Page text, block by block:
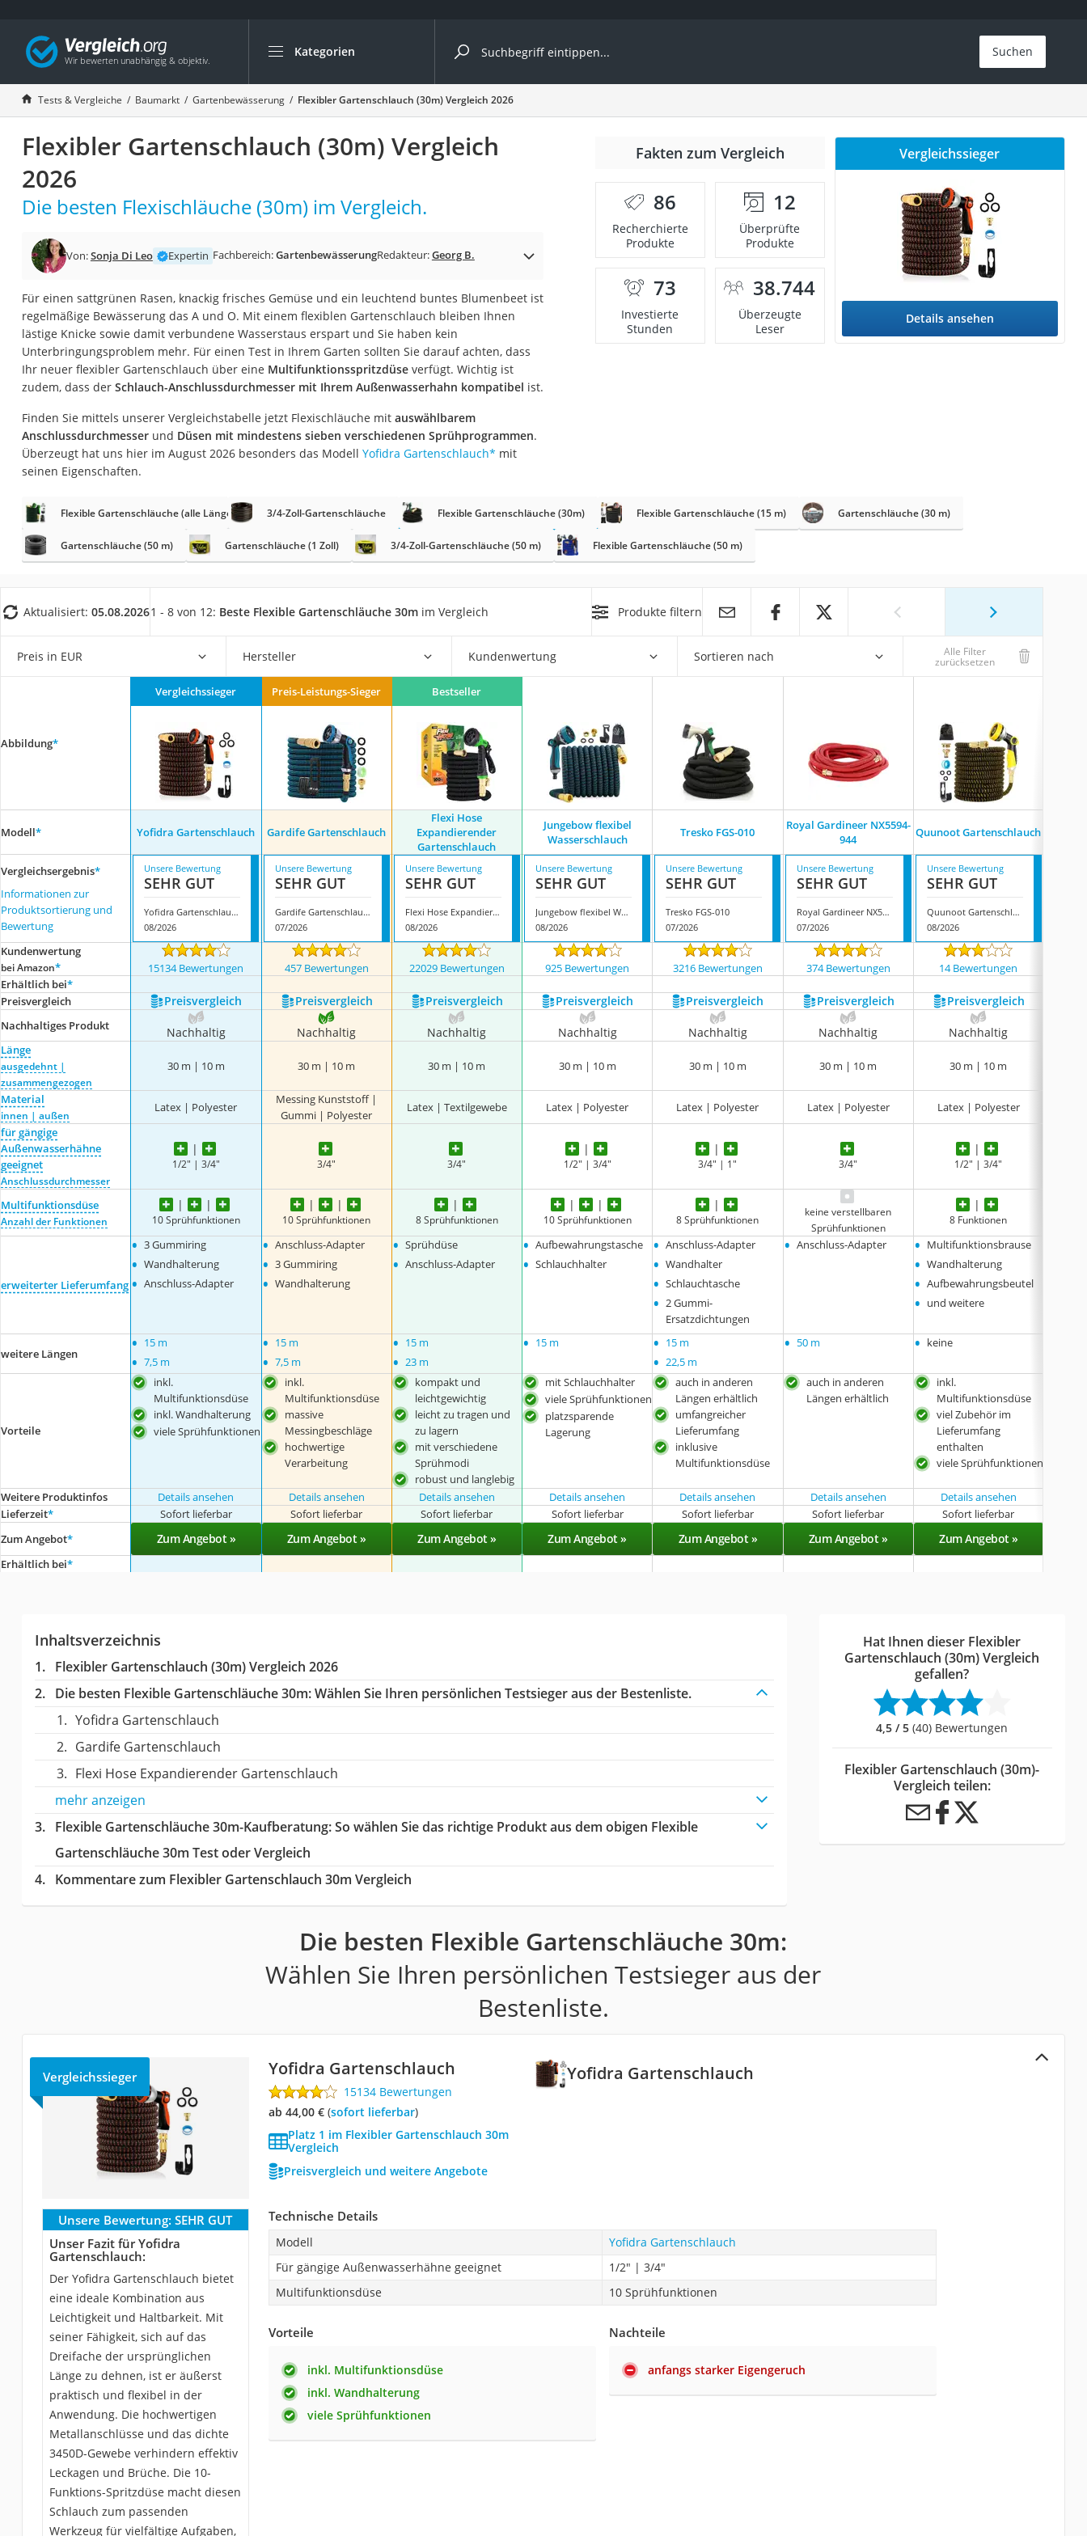
Kategorien
Die beliebtesten Vergleiche nach Kategorie
Baumarkt
Tresor feuerfest
Makita-Akku-Rasenmäher
Akku-Rasentrimmer
Pelletofen
Bohrmaschine
Tiefbrunnenpumpe
Fliesenschneider
Doppelschleifer
Überwachungskamera
Akku-Laubsauger
Multimeter
Gasdurchlauferhitzer
Suchen
Tests & Vergleiche Baumarkt Gartenbewässerung Flexibler Gartenschlauch (30m) Vergleich 2026
Flexibler Gartenschlauch (30m) Vergleich
2026
Die besten Flexischläuche (30m) im Vergleich.
Von:Sonja Di Leo Expertin Fachbereich:GartenbewässerungRedakteur:Georg B.
Für einen sattgrünen Rasen, knackig frisches Gemüse und ein leuchtend buntes Blumenbeet ist
regelmäßige Bewässerung das A und O. Mit einem flexiblen Gartenschlauch bleiben Ihnen
lästige Knicke sowie damit verbundene Wasserstaus erspart und Sie haben kein
Unterbringungsproblem mehr. Für einen Test in Ihrem Garten sollten Sie darauf achten, dass
Ihr neuer flexibler Gartenschlauch über eine Multifunktionsspritzdüseverfügt. Wichtig ist
zudem, dass der Schlauch-Anschlussdurchmesser mit Ihrem Außenwasserhahn kompatibel ist.
Finden Sie mittels unserer Vergleichstabelle jetzt Flexischläuche mit auswählbarem
Anschlussdurchmesserund Düsen mit mindestens sieben verschiedenen Sprühprogrammen.
Überzeugt hat uns hier im August 2026 besonders das Modell Yofidra Gartenschlauch* mit
seinen Eigenschaften.
Fakten zum Vergleich
86
Recherchierte
Produkte
12
Überprüfte
Produkte
73
Investierte
Stunden
38.744
Überzeugte
Leser
Vergleichssieger
Details ansehen
Flexible Gartenschläuche (alle Längen) 3/4-Zoll-Gartenschläuche Flexible Gartenschläuche (30m) Flexible Gartenschläuche (15 m) Gartenschläuche (30 m)
Gartenschläuche (50 m) Gartenschläuche (1 Zoll) 3/4-Zoll-Gartenschläuche (50 m) Flexible Gartenschläuche (50 m)
Aktualisiert: 05.08.20261 - 8 von 12: Beste Flexible Gartenschläuche 30m im Vergleich Produkte filtern
Preis in EUR Hersteller Kundenwertung Sortieren nach Alle Filter
zurücksetzen
Abbildung*
Vergleichssieger Preis-Leistungs-Sieger Bestseller
Modell* Yofidra Gartenschlauch Gardife Gartenschlauch
Flexi Hose
Expandierender
Gartenschlauch
Jungebow flexibel
Wasserschlauch
Tresko FGS-010
Royal Gardineer NX5594-
944
Quunoot Gartenschlauch
Vergleichsergebnis*
Informationen zur
Produktsortierung und
Bewertung
Unsere Bewertung
SEHR GUT
Yofidra Gartenschlauch
08/2026
Unsere Bewertung
SEHR GUT
Gardife Gartenschlauch
07/2026
Unsere Bewertung
SEHR GUT
Flexi Hose Expandierender Gartenschlauch
08/2026
Unsere Bewertung
SEHR GUT
Jungebow flexibel Wasserschlauch
08/2026
Unsere Bewertung
SEHR GUT
Tresko FGS-010
07/2026
Unsere Bewertung
SEHR GUT
Royal Gardineer NX5594-944
07/2026
Unsere Bewertung
SEHR GUT
Quunoot Gartenschlauch
08/2026
Kundenwertung
bei Amazon* 15134 Bewertungen 457 Bewertungen 22029 Bewertungen 925 Bewertungen 3216 Bewertungen 374 Bewertungen 14 Bewertungen
Erhältlich bei*
Preis­vergleich
Preis­vergleich Preis­vergleich Preis­vergleich Preis­vergleich Preis­vergleich Preis­vergleich Preis­vergleich
Nachhaltiges Produkt Nachhaltig Nachhaltig Nachhaltig Nachhaltig Nachhaltig Nachhaltig Nachhaltig
Länge
ausgedehnt |
zusammengezogen
30 m | 10 m 30 m | 10 m 30 m | 10 m 30 m | 10 m 30 m | 10 m 30 m | 10 m 30 m | 10 m
Material
innen | außen
Latex | Polyester
Messing Kunststoff |
Gummi | Polyester
Latex | Textilgewebe Latex | Polyester Latex | Polyester Latex | Polyester Latex | Polyester
für gängige
Außenwasserhähne
geeignet
Anschlussdurchmesser
1/2" | 3/4" 3/4" 3/4" 1/2" | 3/4" 3/4" | 1" 3/4" 1/2" | 3/4"
Multifunktionsdüse
Anzahl der Funktionen 10 Sprühfunktionen 10 Sprühfunktionen 8 Sprühfunktionen 10 Sprühfunktionen 8 Sprühfunktionen
keine verstellbaren
Sprühfunktionen
8 Funktionen
erweiterter Lieferumfang
• 3 Gummiring
• Wandhalterung
• Anschluss-Adapter
• Anschluss-Adapter
• 3 Gummiring
• Wandhalterung
• Sprühdüse
• Anschluss-Adapter
• Aufbewahrungstasche
• Schlauchhalter
• Anschluss-Adapter
• Wandhalter
• Schlauchtasche
• 2 Gummi-
Ersatzdichtungen
• Anschluss-Adapter • Multifunktionsbrause
• Wandhalterung
• Aufbewahrungsbeutel
• und weitere
weitere Längen • 15 m
• 7,5 m
• 15 m
• 7,5 m
• 15 m
• 23 m
• 15 m • 15 m
• 22,5 m
• 50 m • keine
Vorteile
inkl.
Multifunktionsdüse
inkl. Wandhalterung
viele Sprühfunktionen
inkl.
Multifunktionsdüse
massive
Messingbeschläge
hochwertige
Verarbeitung
kompakt und
leichtgewichtig
leicht zu tragen und
zu lagern
mit verschiedene
Sprühmodi
robust und langlebig
mit Schlauchhalter
viele Sprühfunktionen
platzsparende
Lagerung
auch in anderen
Längen erhältlich
umfangreicher
Lieferumfang
inklusive
Multifunktionsdüse
auch in anderen
Längen erhältlich
inkl.
Multifunktionsdüse
viel Zubehör im
Lieferumfang
enthalten
viele Sprühfunktionen
Weitere Produktinfos
Details ansehen Details ansehen Details ansehen Details ansehen Details ansehen Details ansehen
Details ansehen
Lieferzeit* Sofort lieferbar Sofort lieferbar Sofort lieferbar Sofort lieferbar Sofort lieferbar Sofort lieferbar Sofort lieferbar
Zum Angebot* Zum Angebot » Zum Angebot » Zum Angebot » Zum Angebot » Zum Angebot » Zum Angebot » Zum Angebot »
Erhältlich bei*
Inhaltsverzeichnis
Flexibler Gartenschlauch (30m) Vergleich 2026
Die besten Flexible Gartenschläuche 30m:Wählen Sie Ihren persönlichen Testsieger aus der Bestenliste.
Yofidra Gartenschlauch
Gardife Gartenschlauch
Flexi Hose Expandierender Gartenschlauch
mehr anzeigen
Flexible Gartenschläuche 30m-Kaufberatung: So wählen Sie das richtige Produkt aus dem obigen Flexible
Gartenschläuche 30m Test oder Vergleich
Kommentare zum Flexibler Gartenschlauch 30m Vergleich
Hat Ihnen dieser Flexibler
Gartenschlauch (30m) Vergleich
gefallen?
4,5 / 5 (40) Bewertungen
Flexibler Gartenschlauch (30m)-
Vergleich teilen:
Die besten Flexible Gartenschläuche 30m:
Wählen Sie Ihren persönlichen Testsieger aus der
Bestenliste.
Yofidra Gartenschlauch
Vergleichssieger Yofidra Gartenschlauch
15134 Bewertungen
ab 44,00 €( Sofort lieferbar)
Platz 1 im Flexibler Gartenschlauch 30m
Vergleich
Preisvergleich und weitere Angebote
Unsere Bewertung: SEHR GUT
Unser Fazit für Yofidra
Gartenschlauch:
Der Yofidra Gartenschlauch bietet
eine ideale Kombination aus
Leichtigkeit und Haltbarkeit. Mit
seiner Fähigkeit, sich auf das
Dreifache der ursprünglichen
Länge zu dehnen, ist er äußerst
praktisch und flexibel in der
Anwendung. Die hochwertigen
Metallanschlüsse und das dichte
3450D-Gewebe verhindern effektiv
Leckagen und Brüche. Die 10-
Funktions-Spritzdüse macht diesen
Schlauch zum passenden
Werkzeug für vielfältige Aufgaben,
Technische Details
Modell
Yofidra Gartenschlauch
Für gängige Außenwasserhähne geeignet
1/2" | 3/4"
Multifunktionsdüse
10 Sprühfunktionen
Vorteile
inkl. Multifunktionsdüse
inkl. Wandhalterung
viele Sprühfunktionen
Nachteile
anfangs starker Eigengeruch